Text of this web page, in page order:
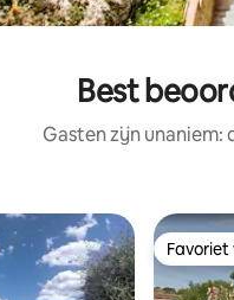
Best
Gasten zijn